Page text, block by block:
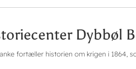
Dybbøl
fortæller historien om krigen i 1864,